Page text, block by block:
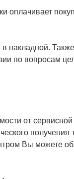
оплачивает
накладной.
по вопросам
от
Вы можете